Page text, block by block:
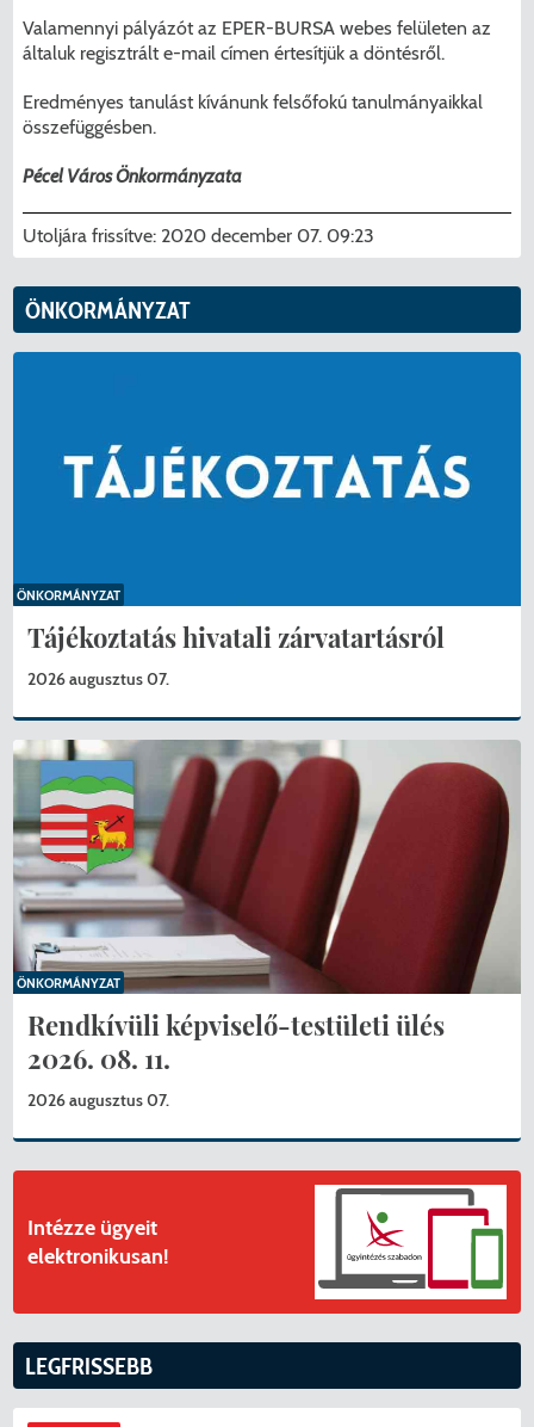
Valamennyi pályázót az EPER-BURSA webes felületen az
általuk regisztrált e-mail címen értesítjük a döntésről.
Eredményes tanulást kívánunk felsőfokú tanulmányaikkal
összefüggésben.
Pécel Város Önkormányzata
Utoljára frissítve: 2020 december 07. 09:23
ÖNKORMÁNYZAT
Tájékoztatás hivatali zárvatartásról
2026 augusztus 07.
ÖNKORMÁNYZAT
Rendkívüli képviselő-testületi ülés
2026. 08. 11.
2026 augusztus 07.
ÖNKORMÁNYZAT
Intézze ügyeit
elektronikusan!
LEGFRISSEBB